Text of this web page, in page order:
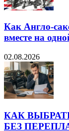
Как Англо-
вместе на
02.08.2026
КАК
БЕЗ